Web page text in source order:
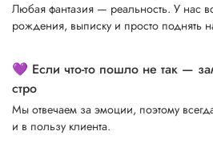
Любая фантазия — реальность. У нас
рождения, выписку и просто поднять
💜 Если что-то пошло не так —
стро
Мы отвечаем за эмоции, поэтому
и в пользу клиента.